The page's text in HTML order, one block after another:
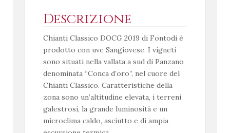
Descrizione
Chianti Classico DOCG 2019 di Fontodi è
prodotto con uve Sangiovese. I vigneti
sono situati nella vallata a sud di Panzano
denominata “Conca d’oro”, nel cuore del
Chianti Classico. Caratteristiche della
zona sono un’altitudine elevata, i terreni
galestrosi, la grande luminosità e un
microclima caldo, asciutto e di ampia